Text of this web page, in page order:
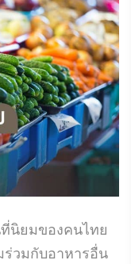
นิยมของคนไทย
วมกับอาหารอื่น